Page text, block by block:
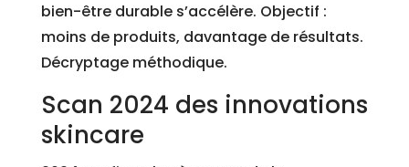
bien-être durable s’accélère. Objectif :
moins de produits, davantage de résultats.
Décryptage méthodique.
Scan 2024 des innovations
skincare